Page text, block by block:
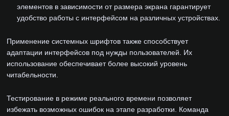
элементов в зависимости от размера экрана гарантирует
удобство работы с интерфейсом на различных устройствах.
Применение системных шрифтов также способствует
адаптации интерфейсов под нужды пользователей. Их
использование обеспечивает более высокий уровень
читабельности.
Тестирование в режиме реального времени позволяет
избежать возможных ошибок на этапе разработки. Команда